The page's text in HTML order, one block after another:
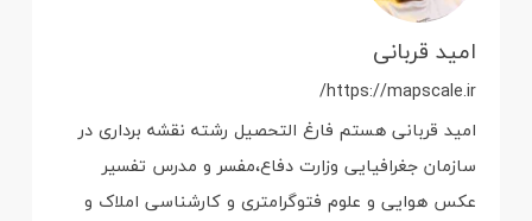
امید قربانی
https://mapscale.ir/
امید قربانی هستم فارغ التحصیل رشته نقشه برداری در
سازمان جغرافیایی وزارت دفاع،مفسر و مدرس تفسیر
عکس هوایی و علوم فتوگرامتری و کارشناسی املاک و